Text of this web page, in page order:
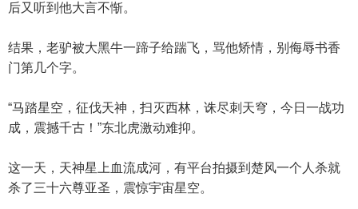
后又听到他大言不惭。
结果，老驴被大黑牛一蹄子给踹飞，骂他矫情，别侮辱书香
门第几个字。
“马踏星空，征伐天神，扫灭西林，诛尽刺天穹，今日一战功
成，震撼千古！”东北虎激动难抑。
这一天，天神星上血流成河，有平台拍摄到楚风一个人杀就
杀了三十六尊亚圣，震惊宇宙星空。